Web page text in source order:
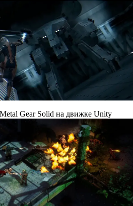
Gear Solid на движке Unity